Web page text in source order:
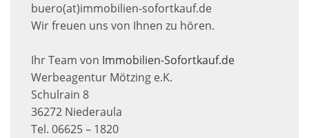
buero(at)immobilien-sofortkauf.de
Wir freuen uns von Ihnen zu hören.
Ihr Team von Immobilien-Sofortkauf.de
Werbeagentur Mötzing e.K.
Schulrain 8
36272 Niederaula
Tel. 06625 – 1820